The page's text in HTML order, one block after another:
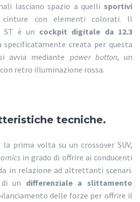
lasciano spazio a quelli sportivi
con elementi colorati. Il
ST è un cockpit digitale da 12.3
specificatamente creata per questa
avvia mediante power button, un
retro illuminazione rossa.
tecniche.
la prima volta su un crossover SUV,
in grado di offrire ai conducenti
in relazione ad altrettanti scenari.
un differenziale a slittamento
delle forze per offrire il